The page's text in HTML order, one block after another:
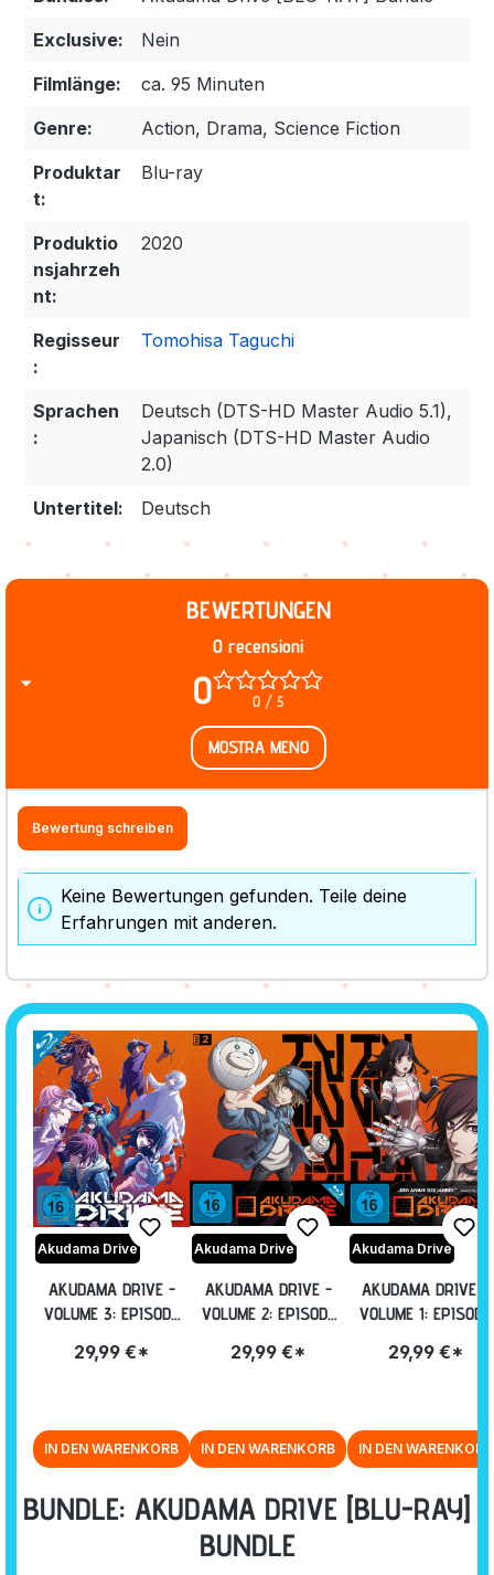
Exclusive:
Nein
Filmlänge:
ca. 95 Minuten
Genre:
Action, Drama, Science Fiction
Produktar
t:
Blu-ray
Produktio
nsjahrzeh
nt:
2020
Regisseur
:
Tomohisa Taguchi
Sprachen
:
Deutsch (DTS-HD Master Audio 5.1),
Japanisch (DTS-HD Master Audio
2.0)
Untertitel:
Deutsch
BEWERTUNGEN
0 0 / 5
0 recensioni
MOSTRA MENO
Bewertung schreiben
Keine Bewertungen gefunden. Teile deine
Erfahrungen mit anderen.
BUNDLE: AKUDAMA DRIVE [BLU-RAY]
BUNDLE
Akudama Drive
AKUDAMA DRIVE -
VOLUME 3: EPISODE
SAMMELSCHUBER
29,99 €*
IN DEN WARENKORB
Akudama Drive
AKUDAMA DRIVE -
VOLUME 2: EPISODE
29,99 €*
IN DEN WARENKORB
Akudama Drive
AKUDAMA DRIVE -
VOLUME 1: EPISODE
29,99 €*
IN DEN WARENKORB